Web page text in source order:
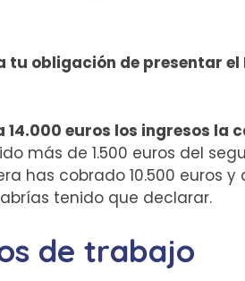
obligación de presentar el
14.000 euros los ingresos
más de 1.500 euros del
has cobrado 10.500 euros
tenido que declarar.
de trabajo